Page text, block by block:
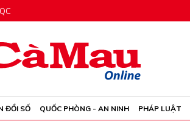
ĐỔI SỐ QUỐC PHÒNG - AN NINH PHÁP LUẬT